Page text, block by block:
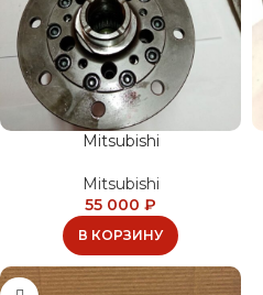
Mitsubishi
Mitsubishi
55 000 ₽
В КОРЗИНУ